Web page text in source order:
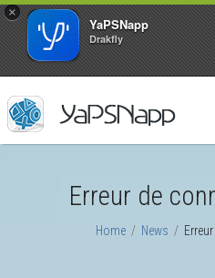
×
YaPSNapp
Drakfly
Erreur de
Home / News /